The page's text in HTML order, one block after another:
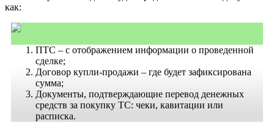
как:
ПТС – с отображением информации о проведенной
сделке;
Договор купли-продажи – где будет зафиксирована
сумма;
Документы, подтверждающие перевод денежных
средств за покупку ТС: чеки, кавитации или
расписка.